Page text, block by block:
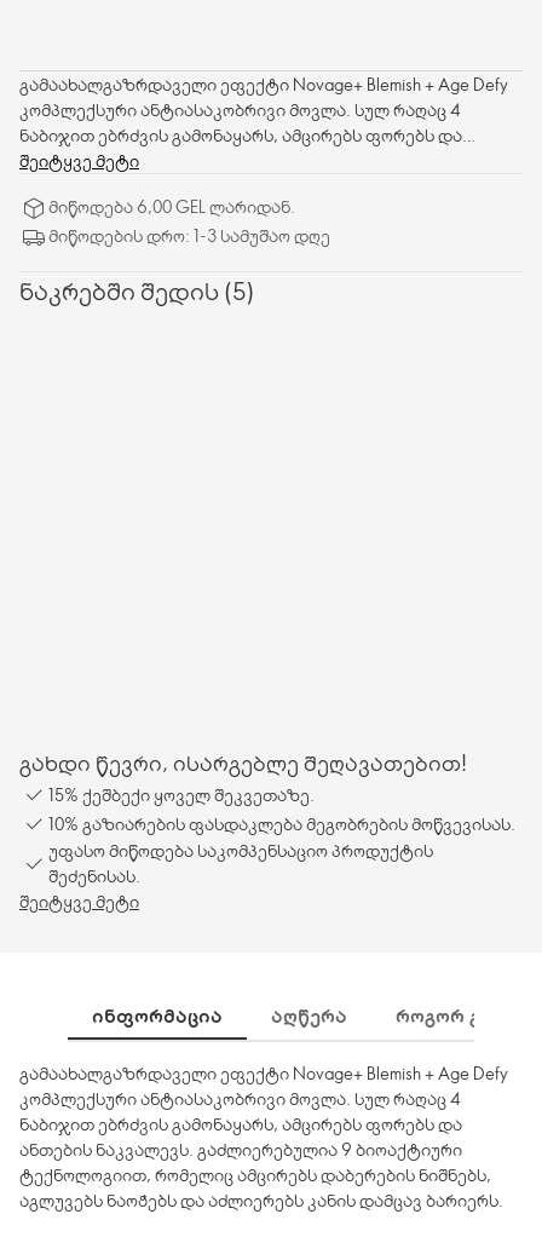
გამაახალგაზრდაველი ეფექტი Novage+ Blemish + Age Defy
კომპლექსური ანტიასაკობრივი მოვლა. სულ რაღაც 4
ნაბიჯით ებრძვის გამონაყარს, ამცირებს ფორებს და
ანთების ნაკვალევს. გაძლიერებულია 9 ბიოაქტიური
აგლუვებს ნაოჭებს და აძლიერებს კანის დამცავ ბარიერს.
შეიტყვე მეტი
მიწოდება 6,00 GEL ლარიდან.
მიწოდების დრო: 1-3 სამუშაო დღე
ნაკრებში შედის (5)
გახდი წევრი, ისარგებლე შეღავათებით!
15% ქეშბექი ყოველ შეკვეთაზე.
10% გაზიარების ფასდაკლება მეგობრების მოწვევისას.
უფასო მიწოდება საკომპენსაციო პროდუქტის
შეძენისას.
შეიტყვე მეტი
ᲘᲜᲤᲝᲠᲛᲐᲪᲘᲐ ᲐᲦᲬᲔᲠᲐ ᲠᲝᲒᲝᲠ
გამაახალგაზრდაველი ეფექტი Novage+ Blemish + Age Defy
კომპლექსური ანტიასაკობრივი მოვლა. სულ რაღაც 4
ნაბიჯით ებრძვის გამონაყარს, ამცირებს ფორებს და
ანთების ნაკვალევს. გაძლიერებულია 9 ბიოაქტიური
ტექნოლოგიით, რომელიც ამცირებს დაბერების ნიშნებს,
აგლუვებს ნაოჭებს და აძლიერებს კანის დამცავ ბარიერს.